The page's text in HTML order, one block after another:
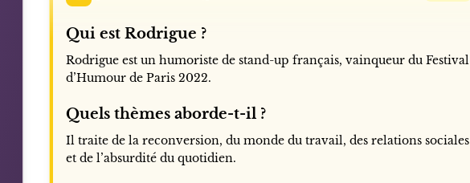
Qui est Rodrigue ?
Rodrigue est un humoriste de stand-up français, vainqueur du Festival
d’Humour de Paris 2022.
Quels thèmes aborde-t-il ?
Il traite de la reconversion, du monde du travail, des relations sociales
et de l’absurdité du quotidien.